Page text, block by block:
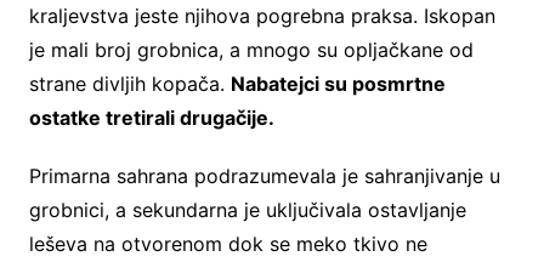
kraljevstva jeste njihova pogrebna praksa. Iskopan
je mali broj grobnica, a mnogo su opljačkane od
strane divljih kopača. Nabatejci su posmrtne
ostatke tretirali drugačije.
Primarna sahrana podrazumevala je sahranjivanje u
grobnici, a sekundarna je uključivala ostavljanje
leševa na otvorenom dok se meko tkivo ne